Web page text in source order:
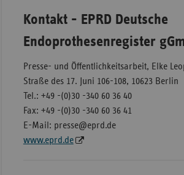
Kontakt - EPRD Deutsche
Endoprothesenregister
Presse- und Öffentlichkeitsarbeit, Elke
Straße des 17. Juni 106-108, 10623 Berlin
Tel.: +49 -(0)30 -340 60 36 40
Fax: +49 -(0)30 -340 60 36 41
E-Mail: presse@eprd.de
www.eprd.de